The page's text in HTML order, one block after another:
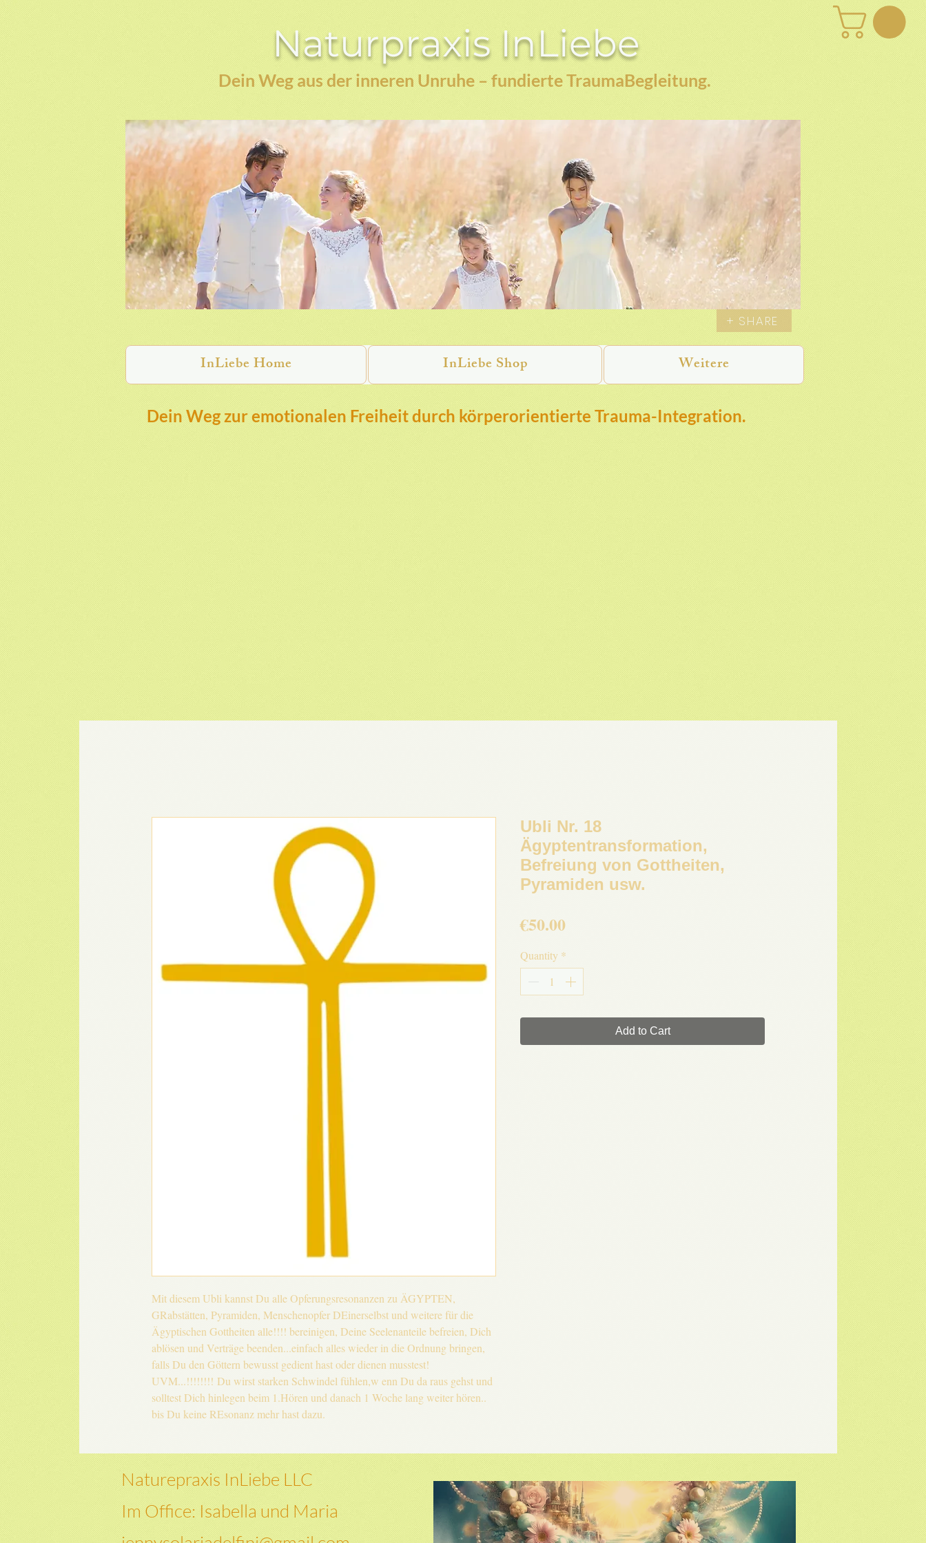
Naturpraxis InLiebe
Dein Weg aus der inneren Unruhe – fundierte TraumaBegleitung.
+ SHARE
InLiebe Home InLiebe Shop Weitere
Dein Weg zur emotionalen Freiheit durch körperorientierte Trauma-Integration.
Mit diesem Ubli kannst Du alle Opferungsresonanzen zu ÄGYPTEN,
GRabstätten, Pyramiden, Menschenopfer DEinerselbst und weitere für die
Ägyptischen Gottheiten alle!!!! bereinigen, Deine Seelenanteile befreien, Dich
ablösen und Verträge beenden...einfach alles wieder in die Ordnung bringen,
falls Du den Göttern bewusst gedient hast oder dienen musstest!
UVM...!!!!!!!! Du wirst starken Schwindel fühlen,w enn Du da raus gehst und
solltest Dich hinlegen beim 1.Hören und danach 1 Woche lang weiter hören..
bis Du keine REsonanz mehr hast dazu.
Ubli Nr. 18
Ägyptentransformation,
Befreiung von Gottheiten,
Pyramiden usw.
€50.00Price
Quantity *
Add to Cart
Naturepraxis InLiebe LLC
Im Office: Isabella und Maria